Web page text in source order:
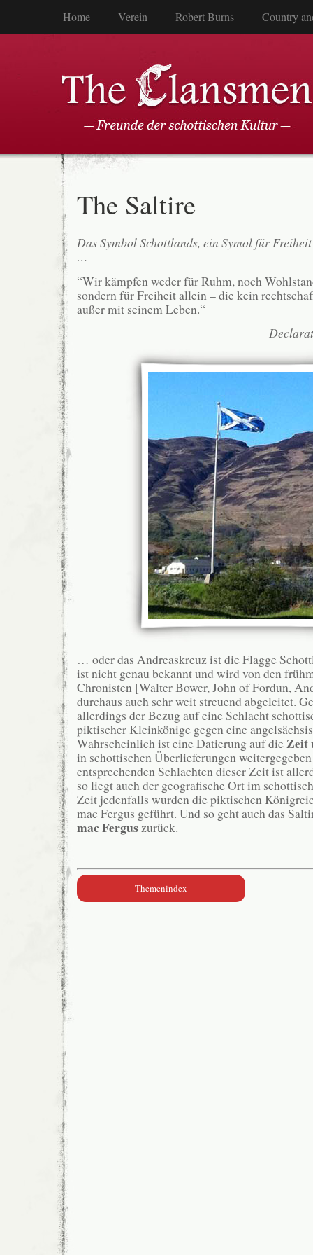
Home Verein Robert Burns Country
The Saltire
Das Symbol Schottlands, ein Symol für
…
“Wir kämpfen weder für Ruhm, noch
sondern für Freiheit allein – die kein
außer mit seinem Leben.“
… oder das Andreaskreuz ist die Flagge
ist nicht genau bekannt und wird von den
Chronisten [Walter Bower, John of Fordun,
durchaus auch sehr weit streuend abgeleitet.
allerdings der Bezug auf eine Schlacht
piktischer Kleinkönige gegen eine
Wahrscheinlich ist eine Datierung auf dieZeit
in schottischen Überlieferungen
entsprechenden Schlachten dieser Zeit ist
so liegt auch der geografische Ort im
Zeit jedenfalls wurden die piktischen
mac Fergus geführt. Und so geht auch das
mac Fergus zurück.
Themenindex